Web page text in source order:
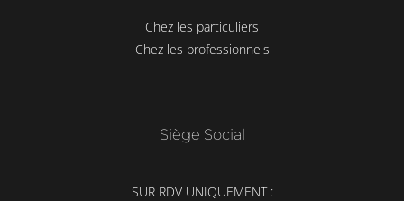
Chez les particuliers
Chez les professionnels
Siège Social
SUR RDV UNIQUEMENT :